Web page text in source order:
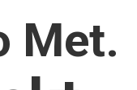
Met.